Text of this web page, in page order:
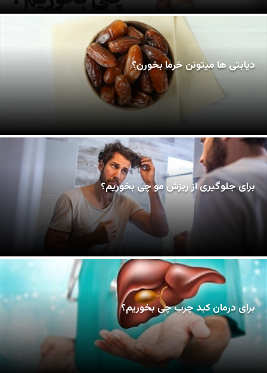
دیابتی ها میتونن خرما بخورن؟
برای جلوگیری از ریزش مو چی بخوریم؟
برای درمان کبد چرب چی بخوریم؟